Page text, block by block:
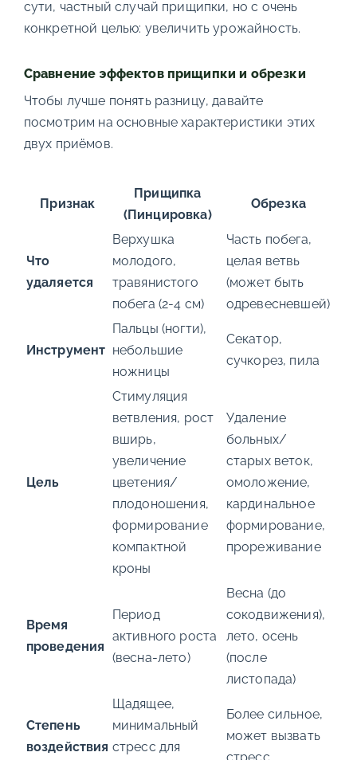
сути, частный случай прищипки, но с очень
конкретной целью: увеличить урожайность.
Сравнение эффектов прищипки и обрезки
Чтобы лучше понять разницу, давайте
посмотрим на основные характеристики этих
двух приёмов.
Признак
Прищипка
(Пинцировка)
Обрезка
Что
удаляется
Верхушка
молодого,
травянистого
побега (2-4 см)
Часть побега,
целая ветвь
(может быть
одревесневшей)
Инструмент
Пальцы (ногти),
небольшие
ножницы
Секатор,
сучкорез, пила
Цель
Стимуляция
ветвления, рост
вширь,
увеличение
цветения/
плодоношения,
формирование
компактной
кроны
Удаление
больных/
старых веток,
омоложение,
кардинальное
формирование,
прореживание
Время
проведения
Период
активного роста
(весна-лето)
Весна (до
сокодвижения),
лето, осень
(после
листопада)
Степень
воздействия
Щадящее,
минимальный
стресс для
Более сильное,
может вызвать